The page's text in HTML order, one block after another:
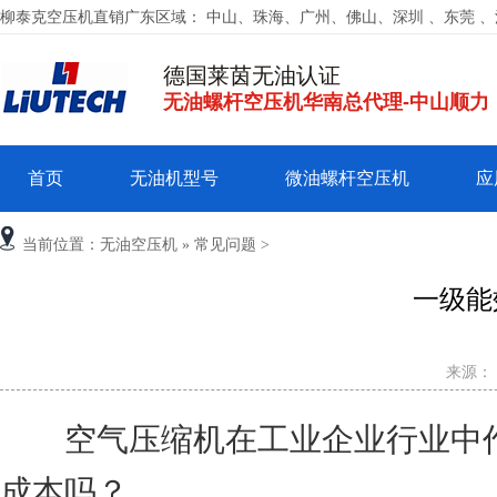
柳泰克空压机直销广东区域： 中山、珠海、广州、佛山、深圳 、东莞
德国莱茵无油认证
无油螺杆空压机华南总代理-中山顺力
首页 无油机型号 微油螺杆空压机
当前位置： 无油空压机 » 常见问题 >
一级
来源：
空气压缩机在工业企业行业中